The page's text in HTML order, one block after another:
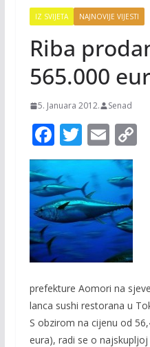
IZ SVIJETA NAJNOVIJE VIJESTI
Riba
565.000
5. Januara 2012. Senad
F
ac
e
b
o
o
k
T
w
itt
er
E
m
ai
l
C
prefekture Aomori na
lanca sushi restorana u
S obzirom na cijenu od
eura), radi se o